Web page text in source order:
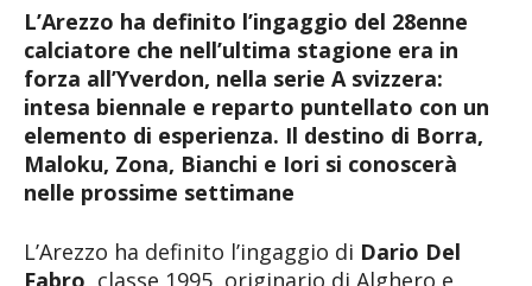
L’Arezzo ha definito l’ingaggio del 28enne
calciatore che nell’ultima stagione era in
forza all’Yverdon, nella serie A svizzera:
intesa biennale e reparto puntellato con un
elemento di esperienza. Il destino di Borra,
Maloku, Zona, Bianchi e Iori si conoscerà
nelle prossime settimane
L’Arezzo ha definito l’ingaggio di Dario Del
Fabro , classe 1995, originario di Alghero e